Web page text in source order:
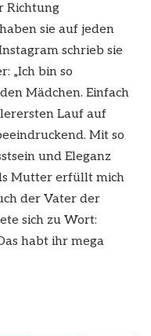
Richtung
sie auf jeden
schrieb sie
„Ich bin so
Mädchen. Einfach
Lauf auf
Mit so
und Eleganz
Mutter erfüllt mich
der Vater der
sich zu Wort:
habt ihr mega